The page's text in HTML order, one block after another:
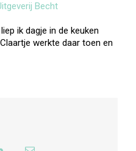
Becht
ik dagje in de keuken
werkte daar toen en